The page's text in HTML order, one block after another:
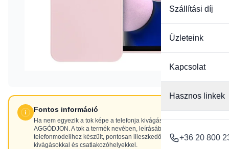
Szállítási díj
Üzleteink
Kapcsolat
Hasznos linkek
+36 20 800
Fontos információ
Ha nem egyezik a tok képe a telefonja kivágásaival, NE
AGGÓDJON. A tok a termék nevében, leírásában szereplő
telefonmodellhez készült, pontosan illeszkedő
kivágásokkal és csatlakozóhelyekkel.